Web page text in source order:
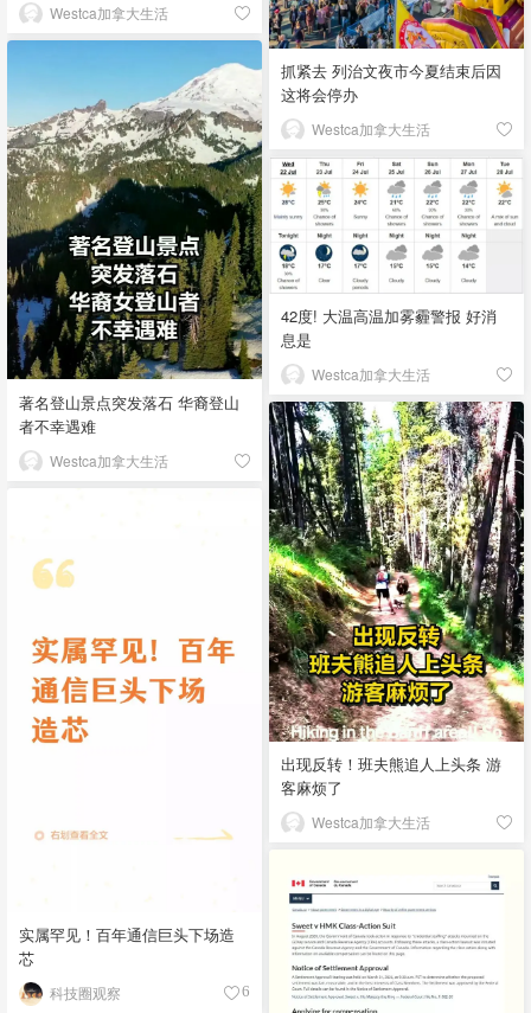
Westca加拿大生活
抓紧去 列治文夜市今夏结束后因
这将会停办
Westca加拿大生活
著名登山景点突发落石 华裔登山
者不幸遇难
Westca加拿大生活
42度! 大温高温加雾霾警报 好消
息是
Westca加拿大生活
出现反转！班夫熊追人上头条 游
客麻烦了
Westca加拿大生活
实属罕见！百年通信巨头下场造
芯
科技圈观察 6